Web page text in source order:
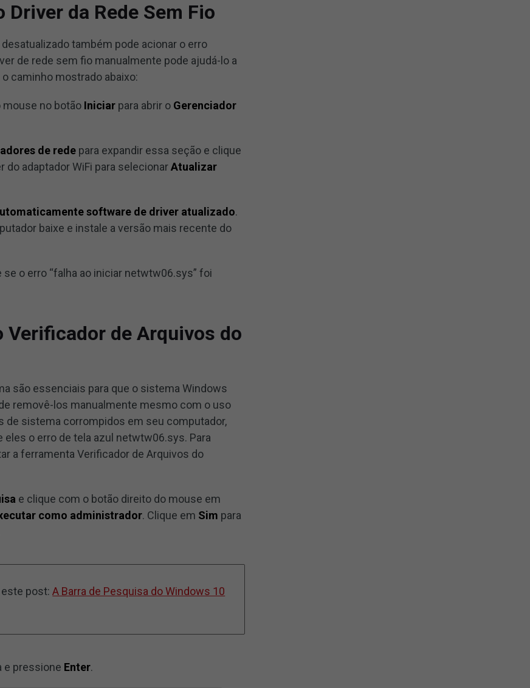
da Rede Sem Fio
também pode acionar o erro
de rede sem fio manualmente pode ajudá-lo a
caminho mostrado abaixo:
mouse no botão Iniciar para abrir o Gerenciador
de rede para expandir essa seção e clique
do adaptador WiFi para selecionarAtualizar
software de driver atualizado.
baixe e instale a versão mais recente do
o erro “falha ao iniciar netwtw06.sys” foi
Verificador de Arquivos do
são essenciais para que o sistema Windows
removê-los manualmente mesmo com o uso
de sistema corrompidos em seu computador,
o erro de tela azul netwtw06.sys. Para
a ferramenta Verificador de Arquivos do
e clique com o botão direito do mouse em
como administrador. Clique em Sim para
este post:A Barra de Pesquisa do Windows 10
e pressione Enter.